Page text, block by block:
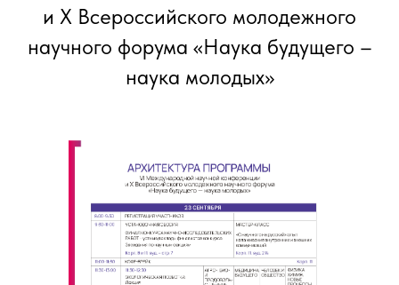
и X Всероссийского молодежного
научного форума «Наука будущего –
наука молодых»